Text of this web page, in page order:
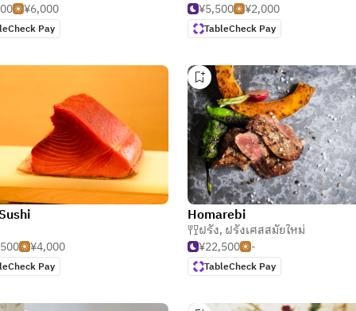
¥6,000
Pay
¥5,500
¥2,000
TableCheck Pay
¥4,000
Pay
Homarebi
ฝรั่ง, ฝรั่งเศสสมัยใหม่
¥22,500
-
TableCheck Pay